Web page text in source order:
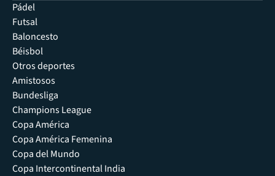
Pádel
Futsal
Baloncesto
Béisbol
Otros deportes
Amistosos
Bundesliga
Champions League
Copa América
Copa América Femenina
Copa del Mundo
Copa Intercontinental India